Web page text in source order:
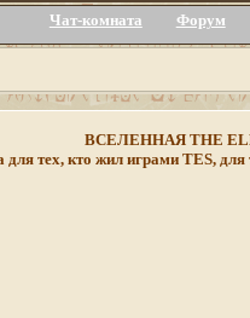
Чат-комната Форум
ВСЕЛЕННАЯ THE
для тех, кто жил играми TES,